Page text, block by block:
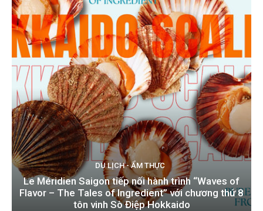
DU LỊCH - ẨM THỰC
Le Méridien Saigon tiếp nối hành trình “Waves of
Flavor – The Tales of Ingredient” với chương thứ 8
tôn vinh Sò Điệp Hokkaido